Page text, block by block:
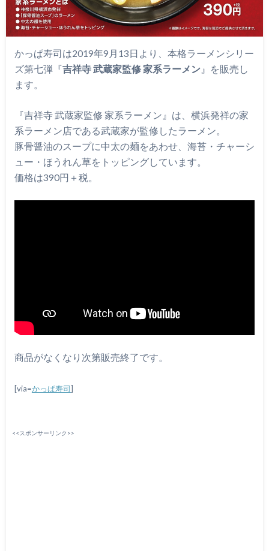
かっぱ寿司は2019年9月13日より、本格ラーメンシリー
ズ第七弾『吉祥寺 武蔵家監修 家系ラーメン 』を販売し
ます。
『吉祥寺 武蔵家監修 家系ラーメン』は、横浜発祥の家
系ラーメン店である武蔵家が監修したラーメン。
豚骨醤油のスープに中太の麺をあわせ、海苔・チャーシ
ュー・ほうれん草をトッピングしています。
価格は390円＋税。
商品がなくなり次第販売終了です。
[via=かっぱ寿司]
<<スポンサーリンク>>